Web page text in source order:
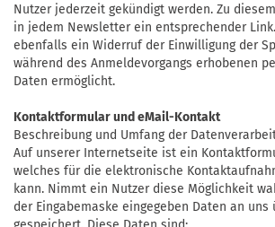
Nutzer jederzeit gekündigt werden. Zu
in jedem Newsletter ein entsprechender
ebenfalls ein Widerruf der Einwilligung der
während des Anmeldevorgangs erhobenen
Daten ermöglicht.
Kontaktformular und eMail-Kontakt
Beschreibung und Umfang der
Auf unserer Internetseite ist ein
welches für die elektronische
kann. Nimmt ein Nutzer diese Möglichkeit
der Eingabemaske eingegeben Daten an